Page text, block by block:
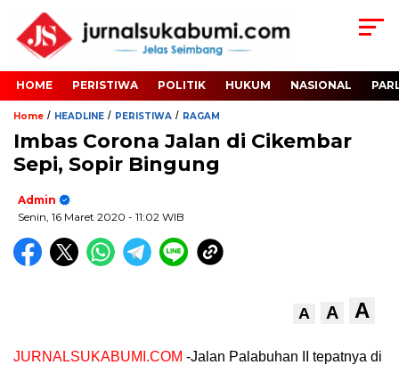
HOME PERISTIWA POLITIK HUKUM NASIONAL
Home / HEADLINE / PERISTIWA / RAGAM
Imbas Corona Jalan di Cikembar
Sepi, Sopir Bingung
Admin
Senin, 16 Maret 2020 - 11:02 WIB
A A A
JURNALSUKABUMI.COM -Jalan Palabuhan II tepatnya di